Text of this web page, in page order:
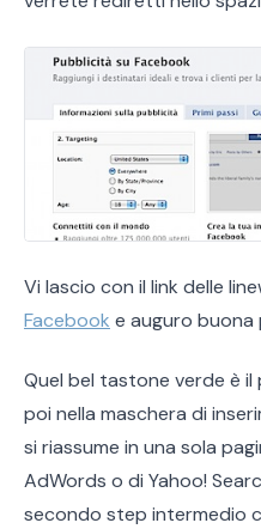
Vi lascio con il link delle
Facebook e auguro
Quel bel tastone verde è
poi nella maschera di
si riassume in una sola
AdWords o di Yahoo!
secondo step intermedio